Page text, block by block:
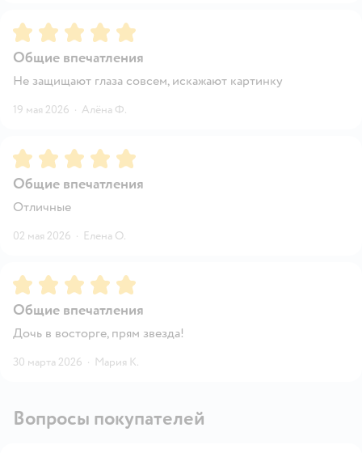
Рейтинг:5
Общие впечатления
Не защищают глаза совсем, искажают картинку
19 мая 2026 · Алёна Ф.
Рейтинг:5
Общие впечатления
Отличные
02 мая 2026 · Елена О.
Рейтинг:5
Общие впечатления
Дочь в восторге, прям звезда!
30 марта 2026 · Мария К.
Вопросы покупателей